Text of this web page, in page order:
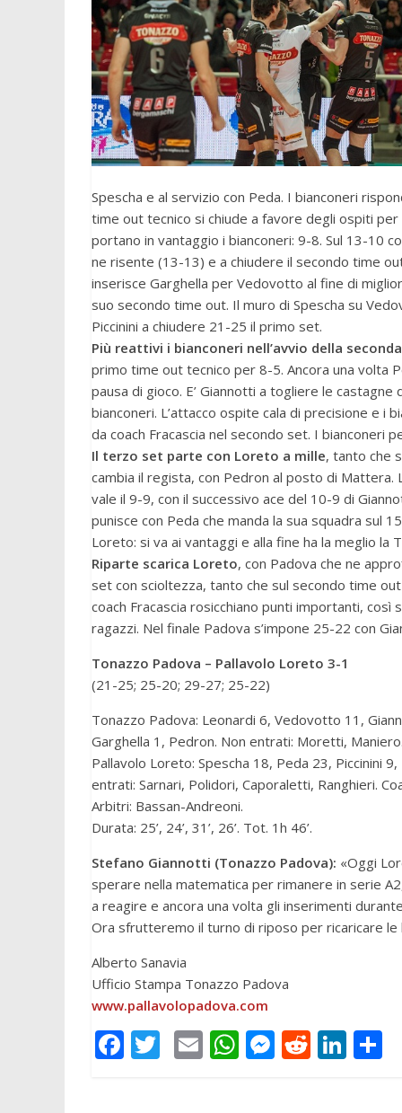
Spescha e al servizio con Peda. I bianconeri
time out tecnico si chiude a favore degli ospiti per
portano in vantaggio i bianconeri: 9-8. Sul 13-10
ne risente (13-13) e a chiudere il secondo time
inserisce Garghella per Vedovotto al fine di
suo secondo time out. Il muro di Spescha su
Piccinini a chiudere 21-25 il primo set.
Più reattivi i bianconeri nell’avvio della
primo time out tecnico per 8-5. Ancora una volta
pausa di gioco. E’ Giannotti a togliere le
bianconeri. L’attacco ospite cala di precisione e i
da coach Fracascia nel secondo set. I bianconeri
Il terzo set parte con Loreto a mille, tanto che
cambia il regista, con Pedron al posto di Mattera.
vale il 9-9, con il successivo ace del 10-9 di
punisce con Peda che manda la sua squadra sul
Loreto: si va ai vantaggi e alla fine ha la meglio la
Riparte scarica Loreto, con Padova che ne
set con scioltezza, tanto che sul secondo time
coach Fracascia rosicchiano punti importanti,
ragazzi. Nel finale Padova s’impone 25-22 con
Tonazzo Padova – Pallavolo Loreto 3-1
(21-25; 25-20; 29-27; 25-22)
Tonazzo Padova: Leonardi 6, Vedovotto 11,
Garghella 1, Pedron. Non entrati: Moretti, Maniero.
Pallavolo Loreto: Spescha 18, Peda 23, Piccinini
entrati: Sarnari, Polidori, Caporaletti, Ranghieri.
Arbitri: Bassan-Andreoni.
Durata: 25’, 24’, 31’, 26’. Tot. 1h 46’.
Stefano Giannotti (Tonazzo Padova): «Oggi
sperare nella matematica per rimanere in serie
a reagire e ancora una volta gli inserimenti
Ora sfrutteremo il turno di riposo per ricaricare
Alberto Sanavia
Ufficio Stampa Tonazzo Padova
www.pallavolopadova.com
F T E W M R Li